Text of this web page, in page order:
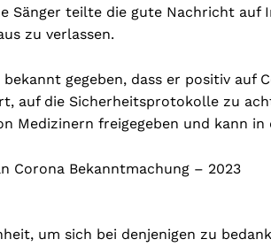
Sänger teilte die gute Nachricht auf
zu verlassen.
gegeben, dass er positiv auf
auf die Sicherheitsprotokolle zu
Medizinern freigegeben und kann
um sich bei denjenigen zu